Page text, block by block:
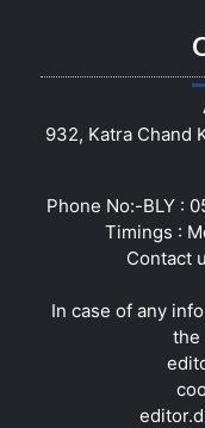
932, Katra Chand
Phone No:-BLY :
Timings :
Contact
In case of any
the